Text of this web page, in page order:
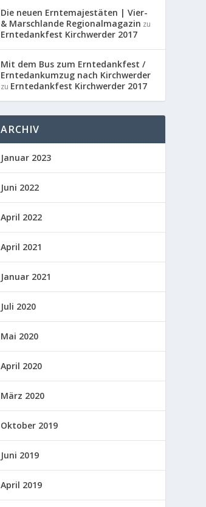
Die neuen Erntemajestäten | Vier-
& Marschlande Regionalmagazin zu
Erntedankfest Kirchwerder 2017
Mit dem Bus zum Erntedankfest /
Erntedankumzug nach Kirchwerder
zu Erntedankfest Kirchwerder 2017
ARCHIV
Januar 2023
Juni 2022
April 2022
April 2021
Januar 2021
Juli 2020
Mai 2020
April 2020
März 2020
Oktober 2019
Juni 2019
April 2019